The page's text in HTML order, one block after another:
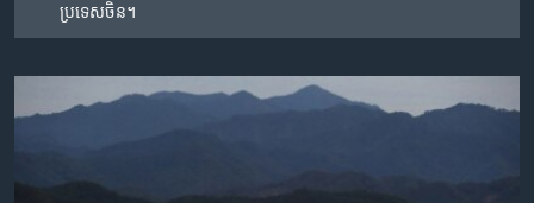
ប្រទេស​ចិន។